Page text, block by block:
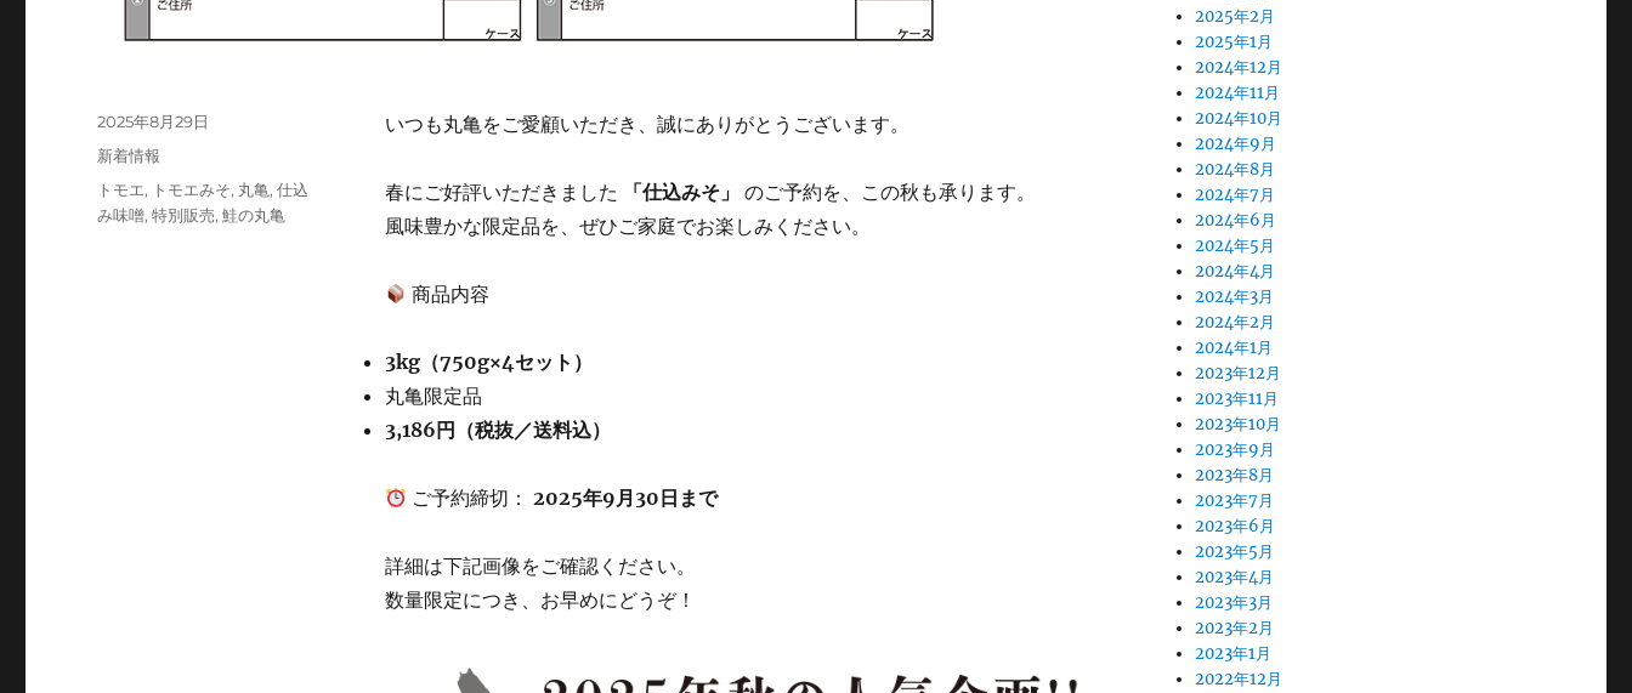
いつも丸亀をご愛顧いただき、誠にありがとうございます。
春にご好評いただきました 「仕込みそ」 のご予約を、この秋も承ります。
風味豊かな限定品を、ぜひご家庭でお楽しみください。
商品内容
3kg（750g×4セット）
丸亀限定品
3,186円（税抜／送料込）
ご予約締切：2025年9月30日まで
詳細は下記画像をご確認ください。
数量限定につき、お早めにどうぞ！
投
稿
2025年8月29日
カ
テ
新着情報
タ
グ
トモエ, トモエみそ, 丸亀,仕込
み味噌,特別販売,鮭の丸亀
2025年2月
2025年1月
2024年12月
2024年11月
2024年10月
2024年9月
2024年8月
2024年7月
2024年6月
2024年5月
2024年4月
2024年3月
2024年2月
2024年1月
2023年12月
2023年11月
2023年10月
2023年9月
2023年8月
2023年7月
2023年6月
2023年5月
2023年4月
2023年3月
2023年2月
2023年1月
2022年12月